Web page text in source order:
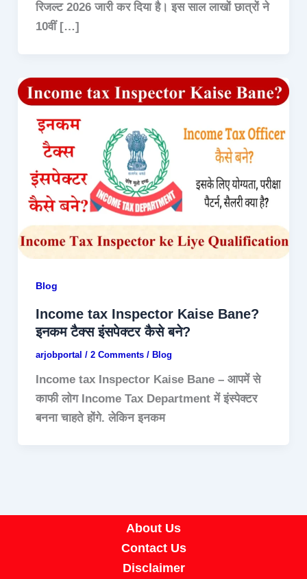
रिजल्ट 2026 जारी कर दिया है। इस साल लाखों छात्रों ने
10वीं […]
Blog
Income tax Inspector Kaise Bane?
इनकम टैक्स इंसपेक्टर कैसे बने?
arjobportal / 2 Comments / Blog
Income tax Inspector Kaise Bane – आपमें से
काफी लोग Income Tax Department में इंस्पेक्टर
बनना चाहते होंगे. लेकिन इनकम
About Us
Contact Us
Disclaimer